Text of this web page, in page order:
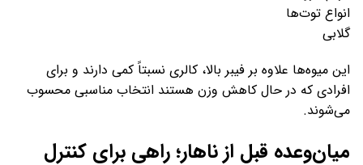
انواع توت‌ها
گلابی
این میوه‌ها علاوه بر فیبر بالا، کالری نسبتاً کمی دارند و برای
افرادی که در حال کاهش وزن هستند انتخاب مناسبی محسوب
می‌شوند.
میان‌وعده قبل از ناهار؛ راهی برای کنترل